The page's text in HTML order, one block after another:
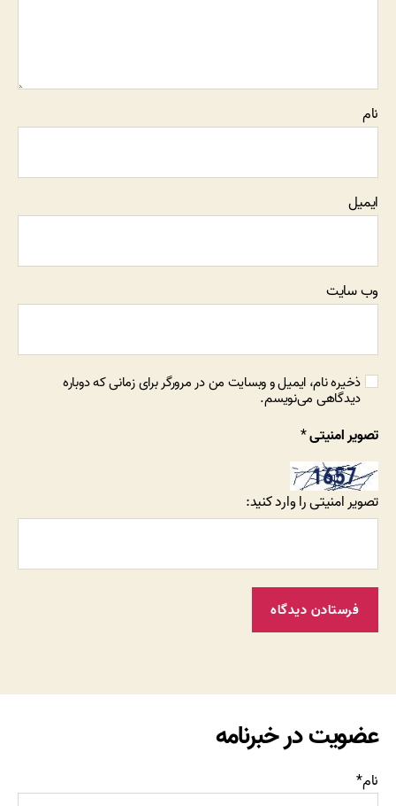
نام
ایمیل
وب‌ سایت
ذخیره نام، ایمیل و وبسایت من در مرورگر برای زمانی که دوباره
دیدگاهی می‌نویسم.
تصویر امنیتی*
تصویر امنیتی را وارد کنید:
عضویت در خبرنامه
نام*